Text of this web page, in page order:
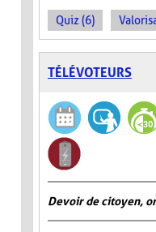
Quiz (6)
TÉLÉVOTEURS
Devoir de citoyen,